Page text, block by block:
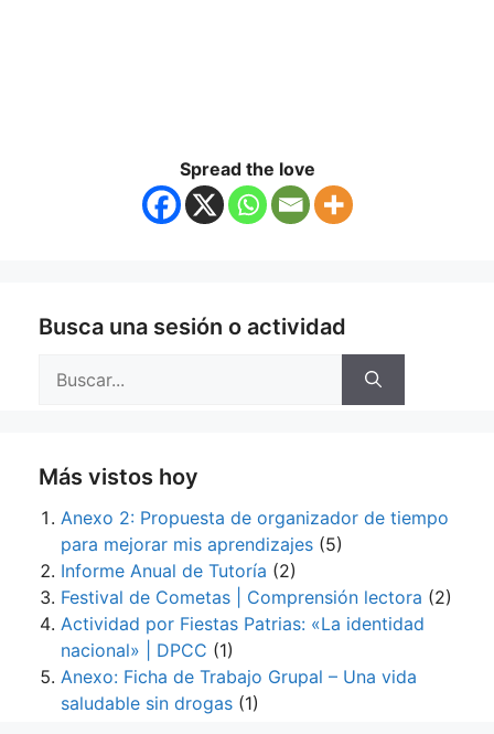
Spread the love
Busca una sesión o actividad
Más vistos hoy
Anexo 2: Propuesta de organizador de tiempo
para mejorar mis aprendizajes (5)
Informe Anual de Tutoría (2)
Festival de Cometas | Comprensión lectora (2)
Actividad por Fiestas Patrias: «La identidad
nacional» | DPCC (1)
Anexo: Ficha de Trabajo Grupal – Una vida
saludable sin drogas (1)